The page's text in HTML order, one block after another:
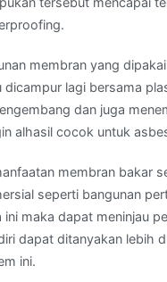
membran yang
dicampur lagi bersama
dan juga
alhasil cocok untuk
membran bakar
seperti bangunan
ini maka dapat meninjau
dapat ditanyakan lebih
ini.